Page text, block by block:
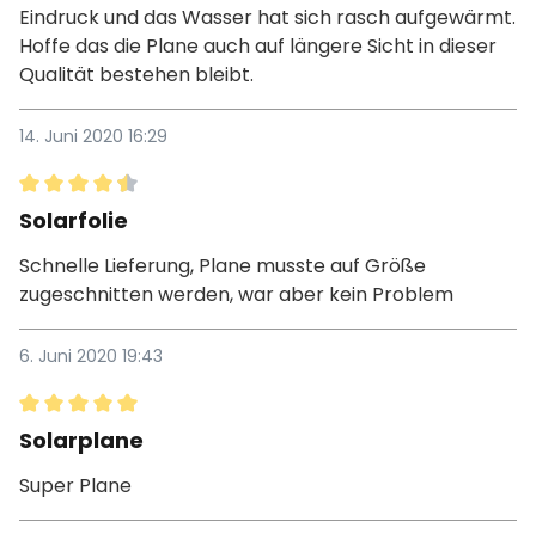
Eindruck und das Wasser hat sich rasch aufgewärmt.
Hoffe das die Plane auch auf längere Sicht in dieser
Qualität bestehen bleibt.
14. Juni 2020 16:29
Bewertung mit 4.5 von 5 Sternen
Solarfolie
Schnelle Lieferung, Plane musste auf Größe
zugeschnitten werden, war aber kein Problem
6. Juni 2020 19:43
Bewertung mit 5 von 5 Sternen
Solarplane
Super Plane